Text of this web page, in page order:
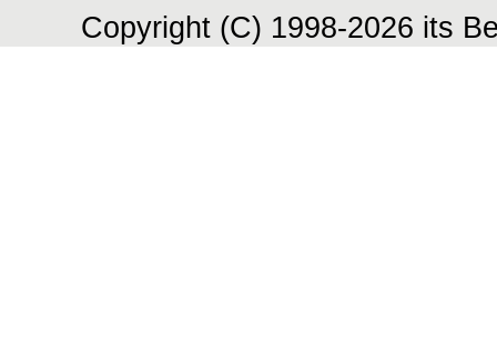
Copyright (C) 1998-2026 its